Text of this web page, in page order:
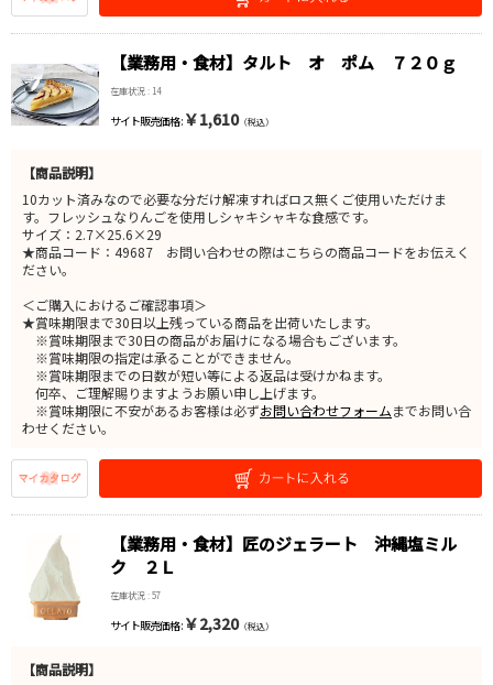
【業務用・食材】タルト オ ポム ７２０ｇ
在庫状況 : 14
サイト販売価格 : ￥1,610（税込）
【商品説明】
10カット済みなので必要な分だけ解凍すればロス無くご使用いただけま
す。フレッシュなりんごを使用しシャキシャキな食感です。
サイズ：2.7×25.6×29
★商品コード：49687 お問い合わせの際はこちらの商品コードをお伝えく
ださい。
＜ご購入におけるご確認事項＞
★賞味期限まで30日以上残っている商品を出荷いたします。
※賞味期限まで30日の商品がお届けになる場合もございます。
※賞味期限の指定は承ることができません。
※賞味期限までの日数が短い等による返品は受けかねます。
何卒、ご理解賜りますようお願い申し上げます。
※賞味期限に不安があるお客様は必ずお問い合わせフォームまでお問い合
わせください。
【業務用・食材】匠のジェラート 沖縄塩ミル
ク ２Ｌ
在庫状況 : 57
サイト販売価格 : ￥2,320（税込）
【商品説明】